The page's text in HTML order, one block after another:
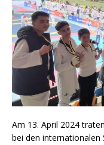
Am 13. April 2024
bei den internationalen